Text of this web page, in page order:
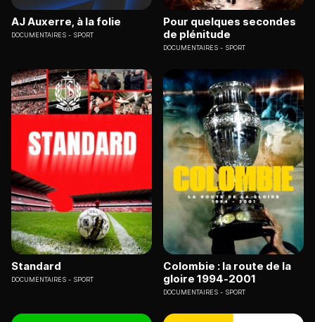
AJ Auxerre, à la folie
DOCUMENTAIRES SPORT
Pour quelques secondes
de plénitude
DOCUMENTAIRES SPORT
Standard
DOCUMENTAIRES SPORT
Colombie : la route de la
gloire 1994-2001
DOCUMENTAIRES SPORT